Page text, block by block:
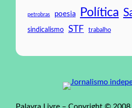
petrobras poesia Política
sindicalismo STF trabalho